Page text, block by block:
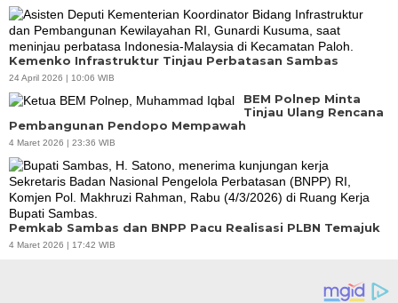
Kemenko Infrastruktur Tinjau Perbatasan Sambas
24 April 2026 | 10:06 WIB
BEM Polnep Minta
Tinjau Ulang Rencana
Pembangunan Pendopo Mempawah
4 Maret 2026 | 23:36 WIB
Pemkab Sambas dan BNPP Pacu Realisasi PLBN Temajuk
4 Maret 2026 | 17:42 WIB